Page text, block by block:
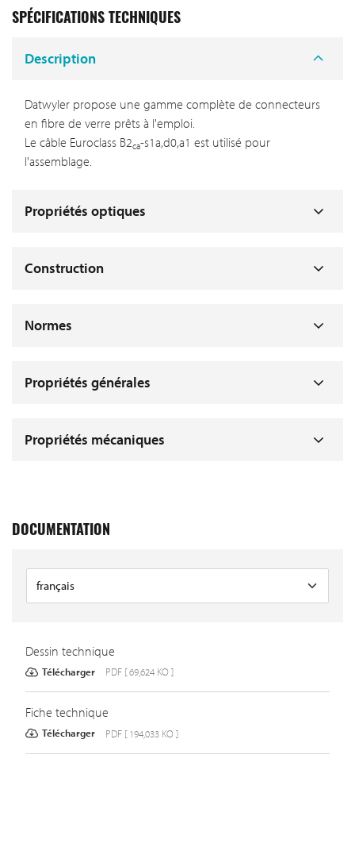
SPÉCIFICATIONS TECHNIQUES
Description
Datwyler propose une gamme complète de connecteurs
en fibre de verre prêts à l'emploi.
Le câble Euroclass B2ca-s1a,d0,a1 est utilisé pour
l'assemblage.
Propriétés optiques
Construction
Normes
Propriétés générales
Propriétés mécaniques
DOCUMENTATION
Dessin technique
Télécharger PDF [ 69,624 KO ]
Fiche technique
Télécharger PDF [ 194,033 KO ]